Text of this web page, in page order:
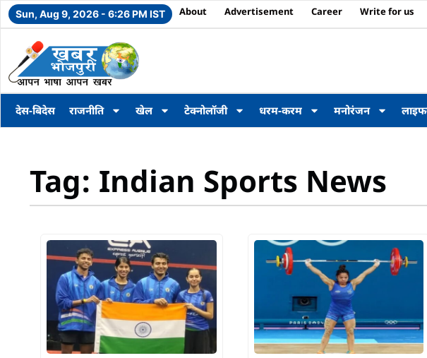
Sun, Aug 9, 2026 - 6:26 PM IST About Advertisement Career Write for us
देस-बिदेस राजनीति खेल टेक्नोलॉजी धरम-करम मनोरंजन
Tag: Indian Sports News